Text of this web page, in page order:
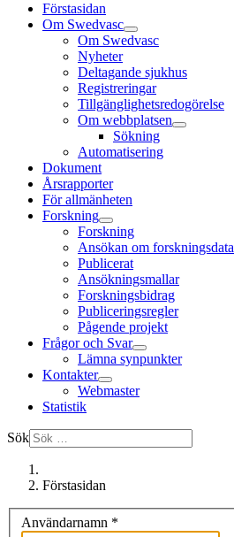
Förstasidan
Om Swedvasc
Om Swedvasc
Nyheter
Deltagande sjukhus
Registreringar
Tillgänglighetsredogörelse
Om webbplatsen
Sökning
Automatisering
Dokument
Årsrapporter
För allmänheten
Forskning
Forskning
Ansökan om forskningsdata
Publicerat
Ansökningsmallar
Forskningsbidrag
Publiceringsregler
Pågende projekt
Frågor och Svar
Lämna synpunkter
Kontakter
Webmaster
Statistik
Sök
Förstasidan
Användarnamn *